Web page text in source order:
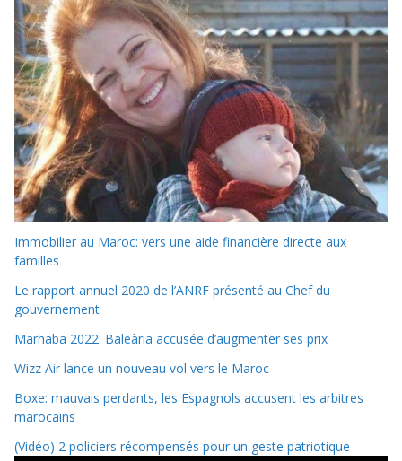
Immobilier au Maroc: vers une aide financière directe aux
familles
Le rapport annuel 2020 de l’ANRF présenté au Chef du
gouvernement
Marhaba 2022: Baleària accusée d’augmenter ses prix
Wizz Air lance un nouveau vol vers le Maroc
Boxe: mauvais perdants, les Espagnols accusent les arbitres
marocains
(Vidéo) 2 policiers récompensés pour un geste patriotique